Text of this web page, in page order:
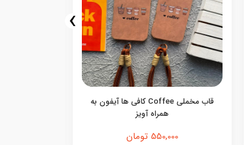
قاب مخملی Coffee کافی ها آیفون به
همراه آویز
550,000 تومان
›